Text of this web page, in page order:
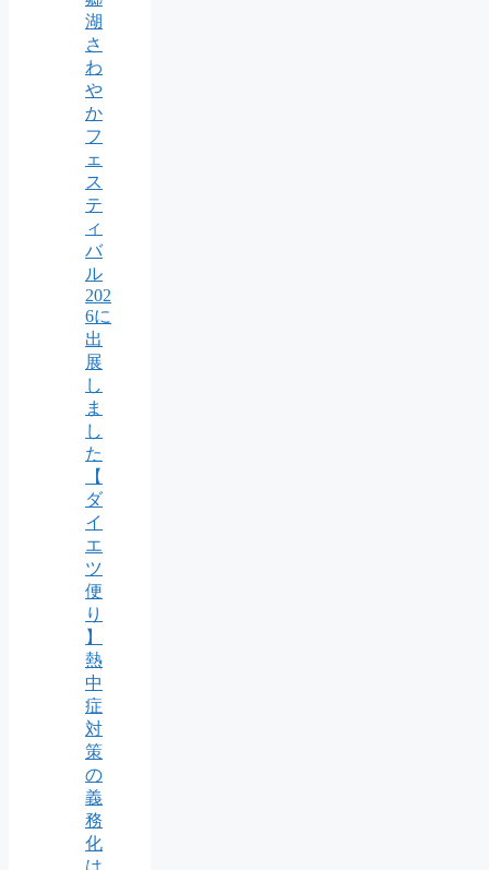
湖
さ
わ
や
か
フ
ェ
ス
テ
ィ
バ
ル
202
6に
出
展
し
ま
し
た
【
ダ
イ
エ
ツ
便
り
】
熱
中
症
対
策
の
義
務
化